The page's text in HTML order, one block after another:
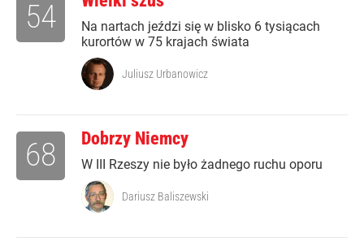
Na nartach jeździ się w blisko 6 tysiącach
kurortów w 75 krajach świata
54
Juliusz Urbanowicz
Dobrzy Niemcy
W III Rzeszy nie było żadnego ruchu oporu
68
Dariusz Baliszewski